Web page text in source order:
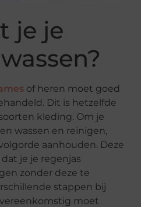
je je
of heren moet goed
Dit is hetzelfde
kleding. Om je
wassen en reinigen,
aanhouden. Deze
je je regenjas
zonder deze te
stappen bij
moet